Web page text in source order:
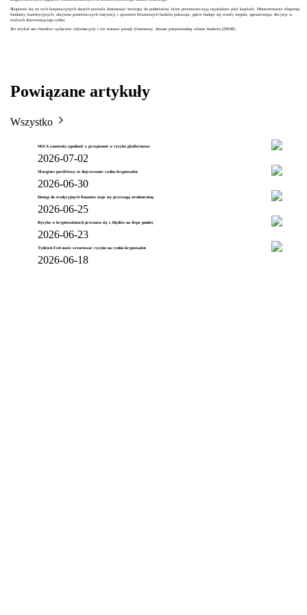
Skupienie się na tych korporacyjnych danych pozwala dostosować strategię do podmiotów, które przemieszczają największe pule kapitału. Monitorowanie ekspansji
funduszy inwestycyjnych, aktywów powierniczych instytucji i ujawnień bilansowych banków pokazuje, gdzie buduje się trwały impuls, ugruntowując decyzje w
realiach dojrzewającego rynku.
Ten artykuł ma charakter wyłącznie informacyjny i nie stanowi porady finansowej. Zawsze przeprowadzaj własne badania (DYOR).
Powiązane artykuły
Wszystko
MiCA zamienia zgodność z przepisami w ryzyko platformowe
2026-07-02
Margines portfelowy to dojrzewanie rynku kryptowalut
2026-06-30
Dostęp do tradycyjnych finansów staje się przewagą strukturalną
2026-06-25
Ryzyko w kryptowalutach przesuwa się z błędów na ślepe punkty
2026-06-23
Tydzień Fed może zresetować ryzyko na rynku kryptowalut
2026-06-18